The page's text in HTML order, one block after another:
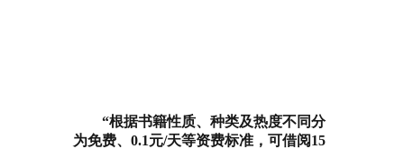
“根据书籍性质、种类及热度不同分
为免费、0.1元/天等资费标准，可借阅15